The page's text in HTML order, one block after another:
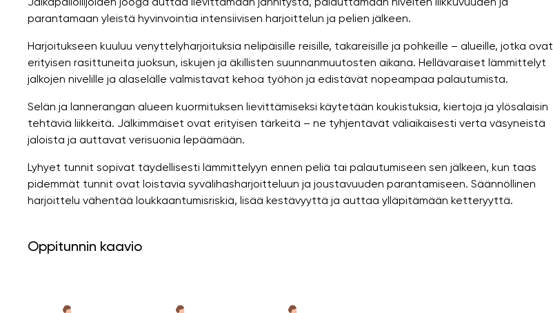
parantamaan yleistä hyvinvointia intensiivisen harjoittelun ja pelien jälkeen.
Harjoitukseen kuuluu venyttelyharjoituksia nelipäisille reisille, takareisille ja pohkeille – alueille, jotka ovat
erityisen rasittuneita juoksun, iskujen ja äkillisten suunnanmuutosten aikana. Hellävaraiset lämmittelyt
jalkojen nivelille ja alaselälle valmistavat kehoa työhön ja edistävät nopeampaa palautumista.
Selän ja lannerangan alueen kuormituksen lievittämiseksi käytetään koukistuksia, kiertoja ja ylösalaisin
tehtäviä liikkeitä. Jälkimmäiset ovat erityisen tärkeitä – ne tyhjentävät väliaikaisesti verta väsyneistä
jaloista ja auttavat verisuonia lepäämään.
Lyhyet tunnit sopivat täydellisesti lämmittelyyn ennen peliä tai palautumiseen sen jälkeen, kun taas
pidemmät tunnit ovat loistavia syvälihasharjoitteluun ja joustavuuden parantamiseen. Säännöllinen
harjoittelu vähentää loukkaantumisriskiä, ​​lisää kestävyyttä ja auttaa ylläpitämään ketteryyttä.
Oppitunnin kaavio